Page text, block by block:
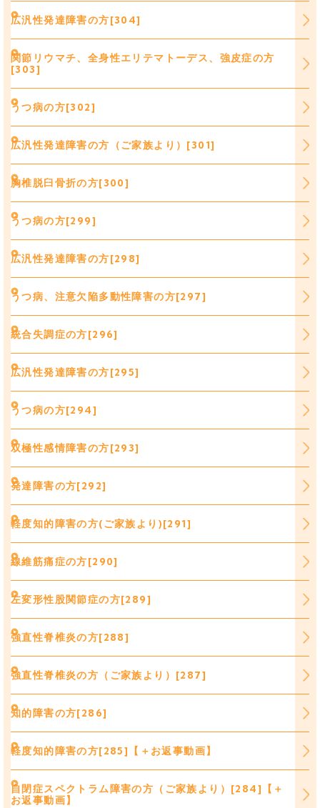
広汎性発達障害の方[304]
関節リウマチ、全身性エリテマトーデス、強皮症の方
[303]
うつ病の方[302]
広汎性発達障害の方（ご家族より）[301]
胸椎脱臼骨折の方[300]
うつ病の方[299]
広汎性発達障害の方[298]
うつ病、注意欠陥多動性障害の方[297]
統合失調症の方[296]
広汎性発達障害の方[295]
うつ病の方[294]
双極性感情障害の方[293]
発達障害の方[292]
軽度知的障害の方(ご家族より)[291]
線維筋痛症の方[290]
左変形性股関節症の方[289]
強直性脊椎炎の方[288]
強直性脊椎炎の方（ご家族より）[287]
知的障害の方[286]
軽度知的障害の方[285]【＋お返事動画】
自閉症スペクトラム障害の方（ご家族より）[284]【＋
お返事動画】